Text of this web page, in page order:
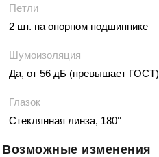
Петли
2 шт. на опорном подшипнике
Шумоизоляция
Да, от 56 дБ (превышает ГОСТ)
Глазок
Стеклянная линза, 180°
Возможные изменения